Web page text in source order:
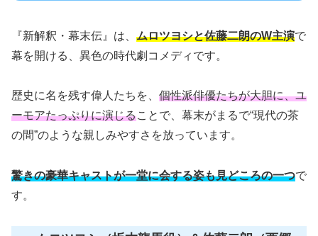
『新解釈・幕末伝』は、 ムロツヨシと佐藤二朗のW主演で
幕を開ける、異色の時代劇コメディです。
歴史に名を残す偉人たちを、 個性派俳優たちが大胆に、ユ
ーモアたっぷりに演じることで、幕末がまるで“現代の茶
の間”のような親しみやすさを放っています。
驚きの豪華キャストが一堂に会する姿も見どころの一つで
す。